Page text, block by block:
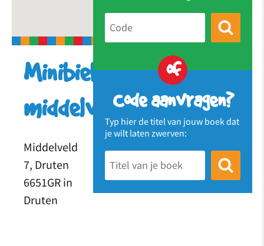
of
Code aanvragen?
Typ hier de titel van jouw boek dat
je wilt laten zwerven:
Minibieb
middelveld
Middelveld
7, Druten
6651GR in
Druten